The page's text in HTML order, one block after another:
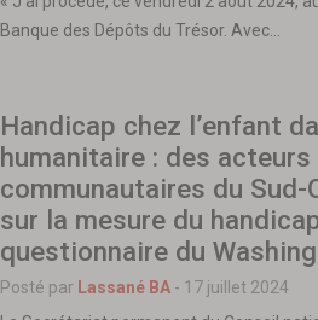
Banque des Dépôts du Trésor. Avec…
Handicap chez l’enfant
humanitaire : des
communautaires du
sur la mesure du
questionnaire du
Posté par Lassané BA - 17 juillet 2024